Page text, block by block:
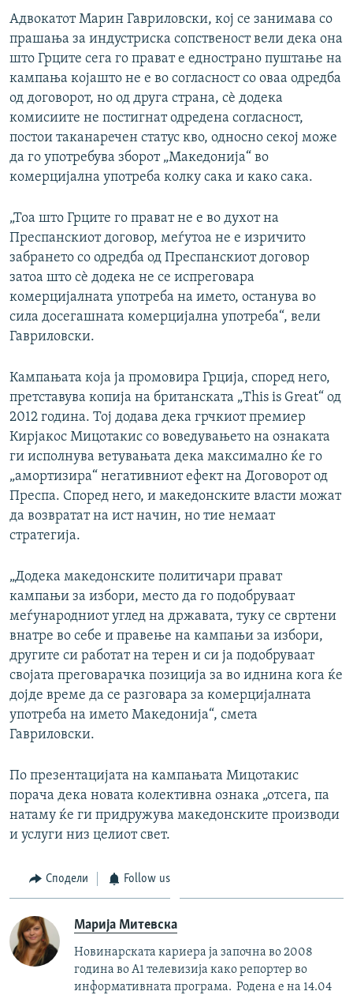
Адвокатот Марин Гавриловски, кој се занимава со
прашања за индустриска сопственост вели дека она
што Грците сега го прават е еднострано пуштање на
кампања којашто не е во согласност со оваа одредба
од договорот, но од друга страна, сѐ додека
комисиите не постигнат одредена согласност,
постои таканаречен статус кво, односно секој може
да го употребува зборот „Македонија“ во
комерцијална употреба колку сака и како сака.
„Тоа што Грците го прават не е во духот на
Преспанскиот договор, меѓутоа не е изричито
забрането со одредба од Преспанскиот договор
затоа што сѐ додека не се испреговара
комерцијалната употреба на името, останува во
сила досегашната комерцијална употреба“, вели
Гавриловски.
Кампањата која ја промовира Грција, според него,
претставува копија на британската „This is Great“ од
2012 година. Тој додава дека грчкиот премиер
Кирјакос Мицотакис со воведувањето на ознаката
ги исполнува ветувањата дека максимално ќе го
„амортизира“ негативниот ефект на Договорот од
Преспа. Според него, и македонските власти можат
да возвратат на ист начин, но тие немаат
стратегија.
„Додека македонските политичари прават
кампањи за избори, место да го подобруваат
меѓународниот углед на државата, туку се свртени
внатре во себе и правење на кампањи за избори,
другите си работат на терен и си ја подобруваат
својата преговарачка позиција за во иднина кога ќе
дојде време да се разговара за комерцијалната
употреба на името Македонија“, смета
Гавриловски.
По презентацијата на кампањата Мицотакис
порача дека новата колективна ознака „отсега, па
натаму ќе ги придружува македонските производи
и услуги низ целиот свет.
Сподели Follow us
Марија Митевска
Новинарската кариера ја започна во 2008
година во А1 телевизија како репортер во
информативната програма. Родена е на 14.04